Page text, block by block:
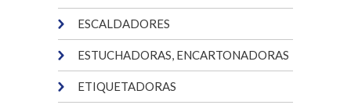
ESCALDADORES
ESTUCHADORAS, ENCARTONADORAS
ETIQUETADORAS